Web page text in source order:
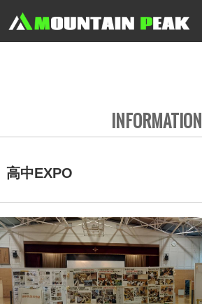
INFORMATION
高中EXPO